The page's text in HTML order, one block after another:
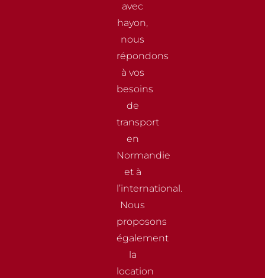
avec
hayon,
nous
répondons
à vos
besoins
de
transport
en
Normandie
et à
l’international.
Nous
proposons
également
la
location